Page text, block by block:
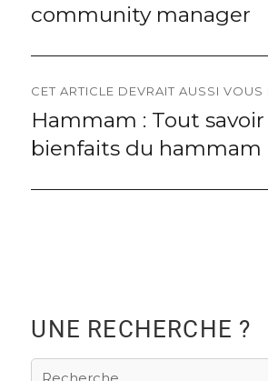
community manager
CET ARTICLE DEVRAIT AUSSI VOUS
Next
post:
Hammam : Tout
bienfaits du hammam
UNE RECHERCHE ?
Recherche